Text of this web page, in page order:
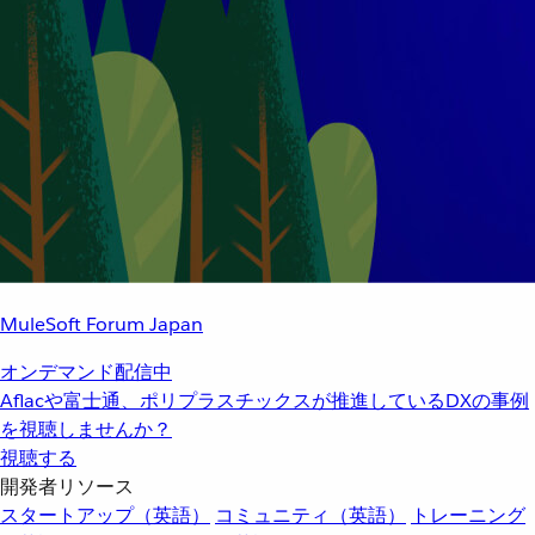
MuleSoft Forum Japan
オンデマンド配信中
Aflacや富士通、ポリプラスチックスが推進しているDXの事例
を視聴しませんか？
視聴する
開発者リソース
スタートアップ（英語）
コミュニティ（英語）
トレーニング